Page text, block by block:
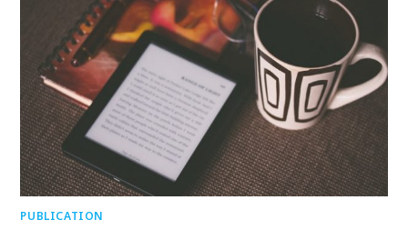
PUBLICATION